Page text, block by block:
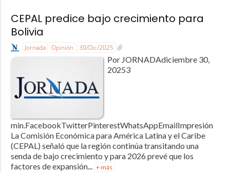
CEPAL predice bajo crecimiento para
Bolivia
Jornada Opinión 30/Dic/2025
Por JORNADAdiciembre 30,
20253
min.FacebookTwitterPinterestWhatsAppEmailImpresión
La Comisión Económica para América Latina y el Caribe
(CEPAL) señaló que la región continúa transitando una
senda de bajo crecimiento y para 2026 prevé que los
factores de expansión... + más